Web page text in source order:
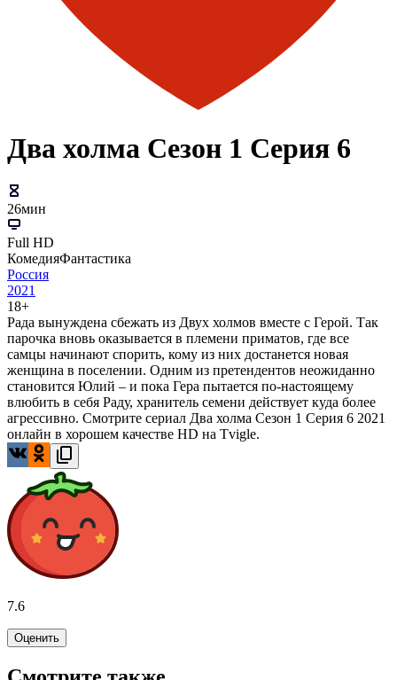
Два холма Сезон 1 Серия 6
26мин
Full HD
КомедияФантастика
Россия
2021
18+
Рада вынуждена сбежать из Двух холмов вместе с Герой. Так
парочка вновь оказывается в племени приматов, где все
самцы начинают спорить, кому из них достанется новая
женщина в поселении. Одним из претендентов неожиданно
становится Юлий – и пока Гера пытается по-настоящему
влюбить в себя Раду, хранитель семени действует куда более
агрессивно. Смотрите сериал Два холма Сезон 1 Серия 6 2021
онлайн в хорошем качестве HD на Tvigle.
7.6
Оценить